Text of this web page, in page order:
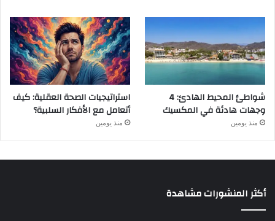
شواطئ المحيط الهادئ: 4
وجهات هادئة في المكسيك
منذ يومين
استراتيجيات الصحة العقلية: كيف
أتعامل مع الأفكار السلبية؟
منذ يومين
أكثر المنشورات مشاهدة